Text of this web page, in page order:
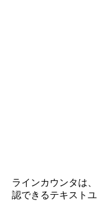
ラインカウンタは
認できるテキスト